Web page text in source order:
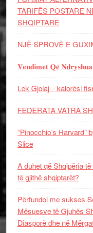
TARIFËS POSTARE
SHQIPTARE
NJË SPROVË E
𝐕𝐞𝐧𝐝𝐢𝐦𝐞𝐭 𝐐𝐞̈
Lek Gjolaj – kalorësi
FEDERATA VATRA
“Pinocchio’s Harvard”
Slice
A duhet që Shqipëria
të gjithë shqiptarët?
Përfundoi me sukses
Mësuesve të Gjuhës
Diasporë dhe në